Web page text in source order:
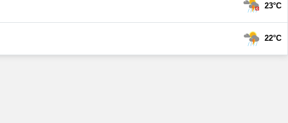
23°C
22°C